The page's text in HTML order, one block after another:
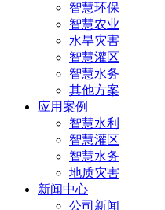
智慧环保
智慧农业
水旱灾害
智慧灌区
智慧水务
其他方案
应用案例
智慧水利
智慧灌区
智慧水务
地质灾害
新闻中心
公司新闻